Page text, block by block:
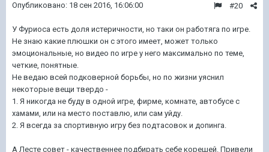
#20
Опубликовано: 18 сен 2016, 16:06:00
У Фуриоса есть доля истеричности, но таки он работяга по игре.
Не знаю какие плюшки он с этого имеет, может только
эмоциональные, но видео по игре у него максимально по теме,
четкие, понятные.
Не ведаю всей подковерной борьбы, но по жизни уяснил
некоторые вещи твердо -
1. Я никогда не буду в одной игре, фирме, комнате, автобусе с
хамами, или на место поставлю, или сам уйду.
2. Я всегда за спортивную игру без подтасовок и допинга.
А Лесте совет - качественнее подбирать себе корешей. Привели